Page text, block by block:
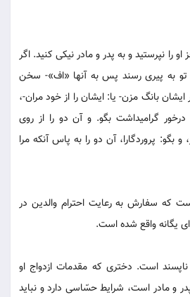
را نپرستید و به پدر و مادر نیکی کنید. اگر
تو به پیری رسند پس به آنها «اف»- سخن
ایشان بانگ مزن- یا: ایشان را از خود مران-،
گرامیداشت بگو. و آن دو را از روی
و بگو: پروردگارا، آن دو را به پاس آنکه مرا
که سفارش به رعایت احترام والدین در
یگانه واقع شده است.
است. دختری که مقدمات ازدواج او
و مادر است، شرایط حسّاسی دارد و نباید